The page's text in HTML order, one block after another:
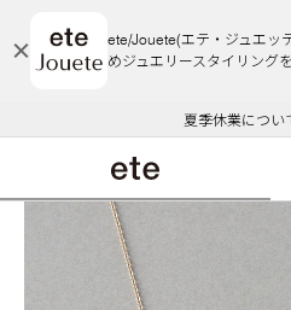
ete/Jouete(エテ・ジュエッ
めジュエリースタイリングを
エコラッピング及びエコ
ご注文いただいたお品物
夏季休業につい
WEB Limited
採用のご
悪質な偽サイトに
エコラッピング及びエコ
ご注文いただいたお品物